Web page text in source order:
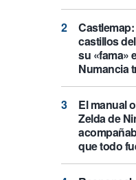
castillos
su «fama»
Numancia
El manual
Zelda de
que todo